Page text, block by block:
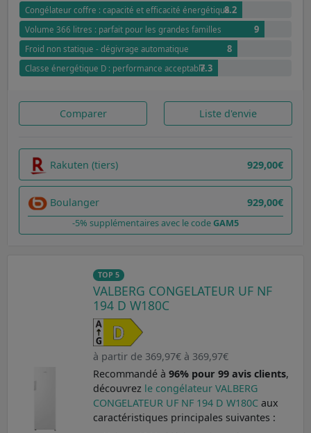
Congélateur coffre : capacité et efficacité énergétique8.2
Volume 366 litres : parfait pour les grandes familles 9
Froid non statique - dégivrage automatique 8
Classe énergétique D : performance acceptable7.3
Comparer Liste d'envie
Rakuten (tiers) 929,00€
Boulanger 929,00€
-5% supplémentaires avec le codeGAM5
TOP 5
VALBERG CONGELATEUR UF NF
194 D W180C
à partir de 369,97€ à 369,97€
Recommandé à 96% pour 99 avis clients,
découvrez le congélateur VALBERG
CONGELATEUR UF NF 194 D W180C aux
caractéristiques principales suivantes :